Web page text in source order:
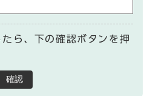
ら、下の確認ボタンを押
確認